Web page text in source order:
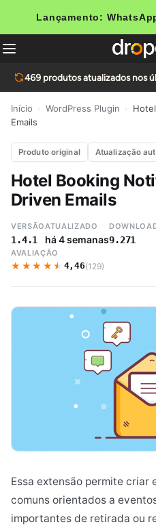
Lançamento:
469 produtos atualizados nos
Início WordPress Plugin
Emails
Produto original Atualização
Hotel Booking
Driven Emails
VERSÃO
1.4.1
ATUALIZADO
há 4 semanas9.271
AVALIAÇÃO
★★★★★
★★★★★ 4,46(129)
Essa extensão permite
comuns orientados a
importantes de retirada ou